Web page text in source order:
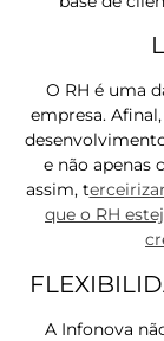
O RH é uma
empresa.
e não apenas
assim, t
que o RH
A Infonova